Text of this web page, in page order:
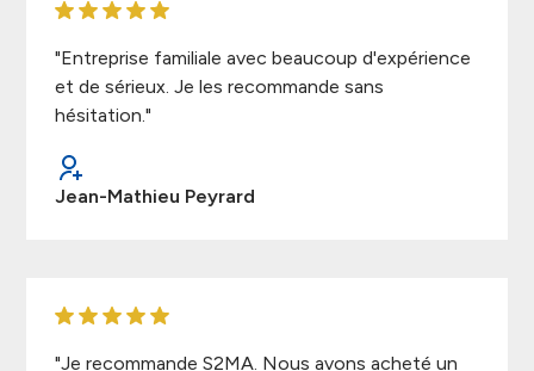
"Entreprise familiale avec beaucoup d'expérience
et de sérieux. Je les recommande sans
hésitation."
Jean-Mathieu Peyrard
"Je recommande S2MA. Nous avons acheté un